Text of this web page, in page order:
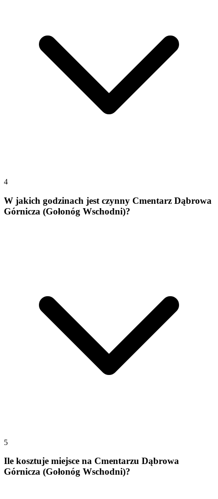
4
W jakich godzinach jest czynny Cmentarz Dąbrowa
Górnicza (Gołonóg Wschodni)?
5
Ile kosztuje miejsce na Cmentarzu Dąbrowa
Górnicza (Gołonóg Wschodni)?